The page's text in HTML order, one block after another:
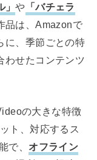
」や 「バチェラ
品は、Amazonで
に、季節ごとの特
わせたコンテンツ
の大きな特徴
ト、対応するス
で、 オフライン